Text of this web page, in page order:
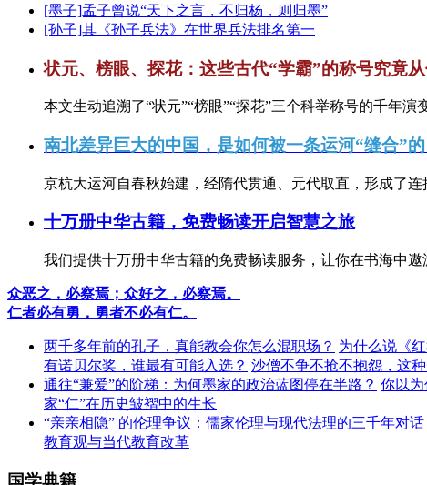
[墨子]孟子曾说“天下之言，不归杨，则归墨”
[孙子]其《孙子兵法》在世界兵法排名第一
状元、榜眼、探花：这些古代“学霸”的称号究竟从
本文生动追溯了“状元”“榜眼”“探花”三个科举称号的千年演
南北差异巨大的中国，是如何被一条运河“缝合”的
京杭大运河自春秋始建，经隋代贯通、元代取直，形成了
十万册中华古籍，免费畅读开启智慧之旅
我们提供十万册中华古籍的免费畅读服务，让你在书海中
众恶之，必察焉；众好之，必察焉。
仁者必有勇，勇者不必有仁。
两千多年前的孔子，真能教会你怎么混职场？ 为什么说《
有诺贝尔奖，谁最有可能入选？ 沙僧不争不抢不抱怨，这
通往“兼爱”的阶梯：为何墨家的政治蓝图停在半路？ 你以
家“仁”在历史皱褶中的生长
“亲亲相隐” 的伦理争议：儒家伦理与现代法理的三千年对话
教育观与当代教育改革
国学典籍